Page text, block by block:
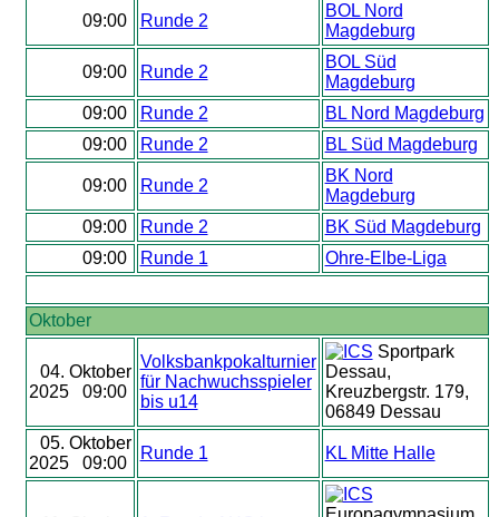
09:00 Runde 2
BOL Nord
Magdeburg
09:00 Runde 2
BOL Süd
Magdeburg
09:00
Runde 2
BL Nord Magdeburg
09:00
Runde 2 BL Süd Magdeburg
09:00 Runde 2
BK Nord
Magdeburg
09:00
Runde 2
BK Süd Magdeburg
09:00
Runde 1 Ohre-Elbe-Liga
Oktober
04. Oktober
2025 09:00
Volksbankpokalturnier
für Nachwuchsspieler
bis u14
Sportpark
Dessau,
Kreuzbergstr. 179,
06849 Dessau
05. Oktober
2025 09:00
Runde 1 KL Mitte Halle